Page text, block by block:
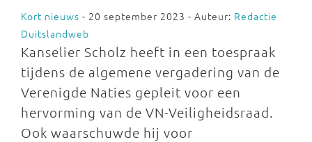
Kort nieuws - 20 september 2023 - Auteur: Redactie
Duitslandweb
Kanselier Scholz heeft in een toespraak
tijdens de algemene vergadering van de
Verenigde Naties gepleit voor een
hervorming van de VN-Veiligheidsraad.
Ook waarschuwde hij voor